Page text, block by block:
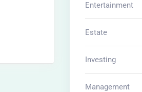
Entertainment
Estate
Investing
Management